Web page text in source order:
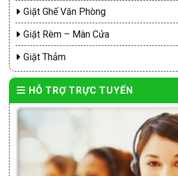
Giặt Ghế Văn Phòng
Giặt Rèm – Màn Cửa
Giặt Thảm
HỖ TRỢ TRỰC TUYẾN